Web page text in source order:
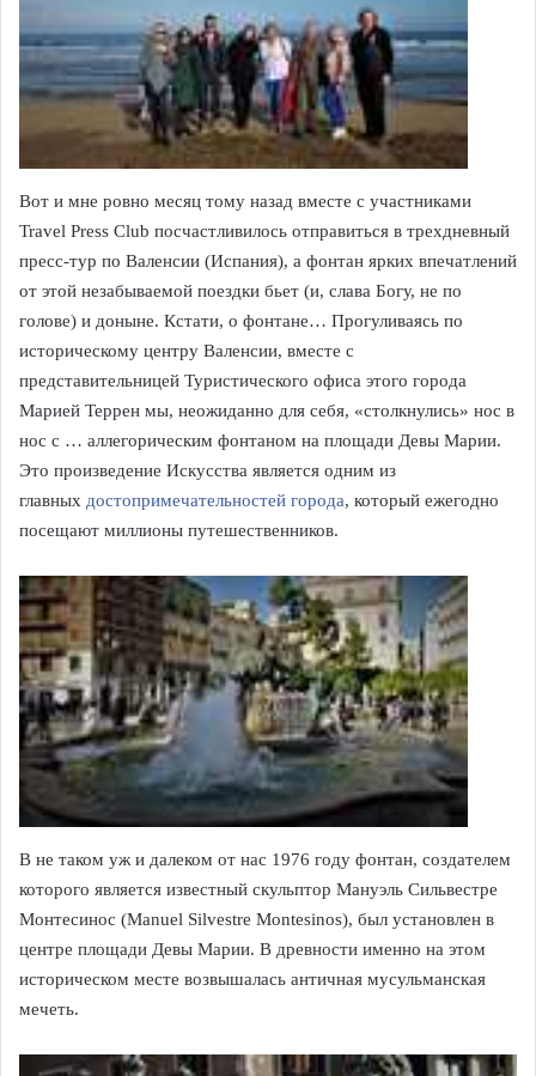
Вот и мне ровно месяц тому назад вместе с участниками
Travel Press Club посчастливилось отправиться в трехдневный
пресс-тур по Валенсии (Испания), а фонтан ярких впечатлений
от этой незабываемой поездки бьет (и, слава Богу, не по
голове) и доныне. Кстати, о фонтане… Прогуливаясь по
историческому центру Валенсии, вместе с
представительницей Туристического офиса этого города
Марией Террен мы, неожиданно для себя, «столкнулись» нос в
нос с … аллегорическим фонтаном на площади Девы Марии.
Это произведение Искусства является одним из
главных достопримечательностей города, который ежегодно
посещают миллионы путешественников.
В не таком уж и далеком от нас 1976 году фонтан, создателем
которого является известный скульптор Мануэль Сильвестре
Монтесинос (Manuel Silvestre Montesinos), был установлен в
центре площади Девы Марии. В древности именно на этом
историческом месте возвышалась античная мусульманская
мечеть.